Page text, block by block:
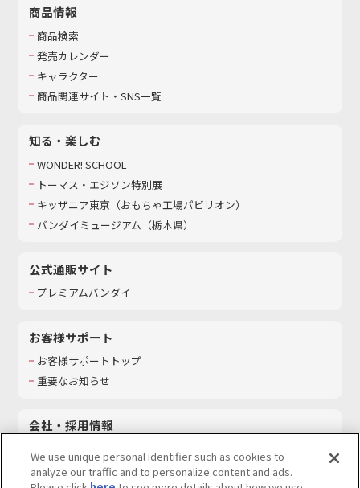
商品情報
商品検索
発売カレンダー
キャラクター
商品関連サイト・SNS一覧
知る・楽しむ
WONDER! SCHOOL
トーマス・エジソン特別展
キッザニア東京（おもちゃ工場パビリオン）​
バンダイミュージアム（栃木県）
公式通販サイト
プレミアムバンダイ
お客様サポート
お客様サポートトップ
重要なお知らせ
会社・採用情報
採用情報
We use unique personal identifier such as cookies to
analyze our traffic and to personalize content and ads.